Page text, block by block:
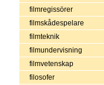
filmregissörer
filmskådespelare
filmteknik
filmundervisning
filmvetenskap
filosofer